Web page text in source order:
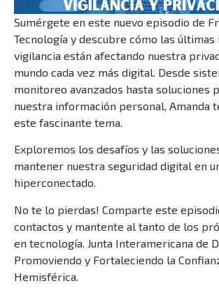
Sumérgete en este nuevo episodio de
Tecnología y descubre cómo las últimas
vigilancia están afectando nuestra
mundo cada vez más digital. Desde
monitoreo avanzados hasta soluciones
nuestra información personal, Amanda
este fascinante tema.
Exploremos los desafíos y las
mantener nuestra seguridad digital en
hiperconectado.
No te lo pierdas! Comparte este
contactos y mantente al tanto de los
en tecnología. Junta Interamericana de
Promoviendo y Fortaleciendo la
Hemisférica.